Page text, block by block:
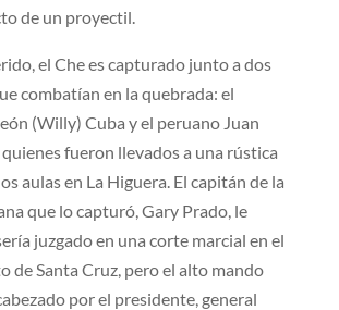
de un proyectil.
el Che es capturado junto a dos
combatían en la quebrada: el
(Willy) Cuba y el peruano Juan
fueron llevados a una rústica
aulas en La Higuera. El capitán de la
que lo capturó, Gary Prado, le
juzgado en una corte marcial en el
de Santa Cruz, pero el alto mando
por el presidente, general